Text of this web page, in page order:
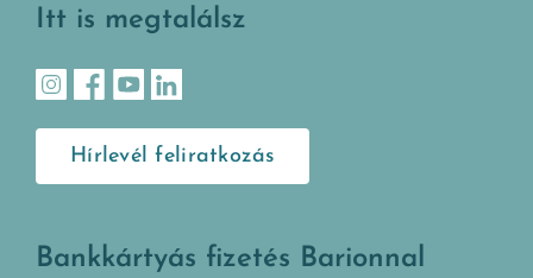
Itt is megtalálsz
Hírlevél feliratkozás
Bankkártyás fizetés Barionnal